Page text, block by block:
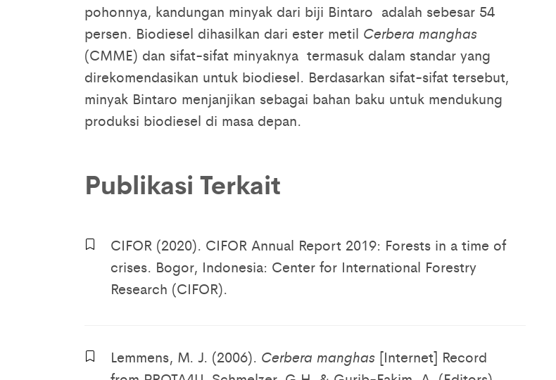
pohonnya, kandungan minyak dari biji Bintaro adalah sebesar 54
persen. Biodiesel dihasilkan dari ester metil Cerbera manghas
(CMME) dan sifat-sifat minyaknya termasuk dalam standar yang
direkomendasikan untuk biodiesel. Berdasarkan sifat-sifat tersebut,
minyak Bintaro menjanjikan sebagai bahan baku untuk mendukung
produksi biodiesel di masa depan.
Publikasi Terkait
CIFOR (2020). CIFOR Annual Report 2019: Forests in a time of
crises. Bogor, Indonesia: Center for International Forestry
Research (CIFOR).
Lemmens, M. J. (2006). Cerbera manghas[Internet] Record